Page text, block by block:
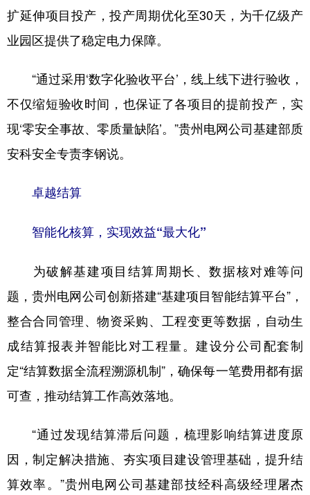
扩延伸项目投产，投产周期优化至30天，为千亿级产
业园区提供了稳定电力保障。
“通过采用‘数字化验收平台’，线上线下进行验收，
不仅缩短验收时间，也保证了各项目的提前投产，实
现‘零安全事故、零质量缺陷’。”贵州电网公司基建部质
安科安全专责李钢说。
卓越结算
智能化核算，实现效益“最大化”
为破解基建项目结算周期长、数据核对难等问
题，贵州电网公司创新搭建“基建项目智能结算平台”，
整合合同管理、物资采购、工程变更等数据，自动生
成结算报表并智能比对工程量。建设分公司配套制
定“结算数据全流程溯源机制”，确保每一笔费用都有据
可查，推动结算工作高效落地。
“通过发现结算滞后问题，梳理影响结算进度原
因，制定解决措施、夯实项目建设管理基础，提升结
算效率。”贵州电网公司基建部技经科高级经理屠杰